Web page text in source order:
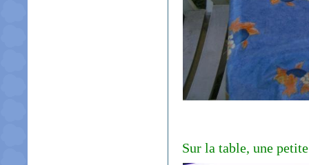
Sur la table, une